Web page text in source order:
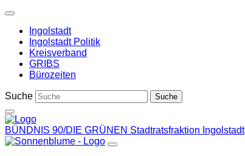
Weiter
Inhalt
Ingolstadt
Ingolstadt Politik
Kreisverband
GRIBS
Bürozeiten
Suche
BÜNDNIS 90/DIE GRÜNEN Stadtratsfraktion Ingolstadt